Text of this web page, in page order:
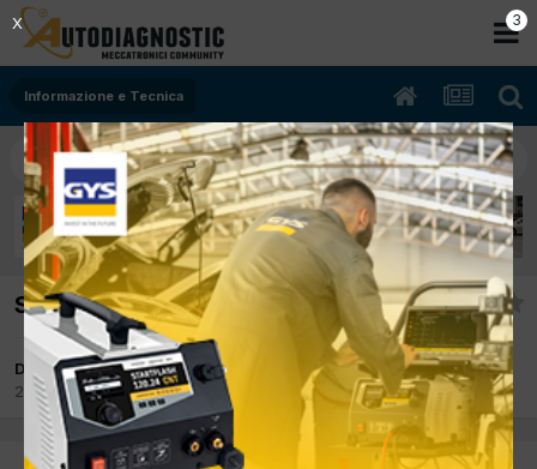
Informazione e Tecnica
Spariranno le piccole officine?
Da piter
25 Ottobre 2017inInformazione e Tecnica
2
X